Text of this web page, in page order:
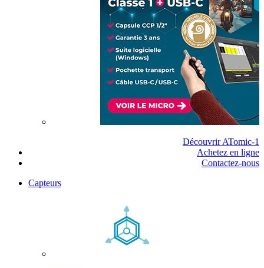
Découvrir ATomic-1
Achetez en ligne
Contactez-nous
Capteurs